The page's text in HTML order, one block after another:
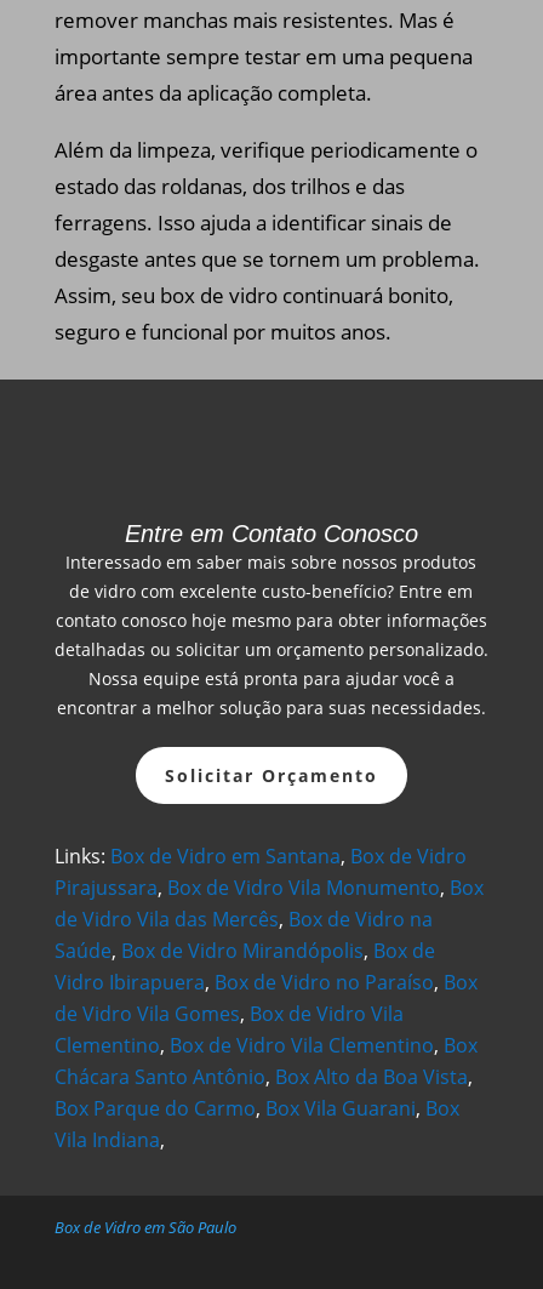
remover manchas mais resistentes. Mas é
importante sempre testar em uma pequena
área antes da aplicação completa.
Além da limpeza, verifique periodicamente o
estado das roldanas, dos trilhos e das
ferragens. Isso ajuda a identificar sinais de
desgaste antes que se tornem um problema.
Assim, seu box de vidro continuará bonito,
seguro e funcional por muitos anos.
Entre em Contato Conosco
Interessado em saber mais sobre nossos produtos
de vidro com excelente custo-benefício? Entre em
contato conosco hoje mesmo para obter informações
detalhadas ou solicitar um orçamento personalizado.
Nossa equipe está pronta para ajudar você a
encontrar a melhor solução para suas necessidades.
Solicitar Orçamento
Links: Box de Vidro em Santana, Box de Vidro
Pirajussara, Box de Vidro Vila Monumento, Box
de Vidro Vila das Mercês, Box de Vidro na
Saúde, Box de Vidro Mirandópolis, Box de
Vidro Ibirapuera, Box de Vidro no Paraíso, Box
de Vidro Vila Gomes, Box de Vidro Vila
Clementino, Box de Vidro Vila Clementino, Box
Chácara Santo Antônio, Box Alto da Boa Vista,
Box Parque do Carmo, Box Vila Guarani, Box
Vila Indiana,
Box de Vidro em São Paulo